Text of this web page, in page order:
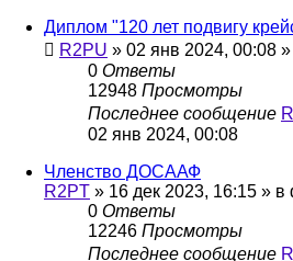
Диплом "120 лет подвигу
R2PU » 02 янв 2024, 00:08
0 Ответы
12948 Просмотры
Последнее сообщение
02 янв 2024, 00:08
Членство ДОСААФ
R2PT » 16 дек 2023, 16:15 » в
0 Ответы
12246 Просмотры
Последнее сообщение